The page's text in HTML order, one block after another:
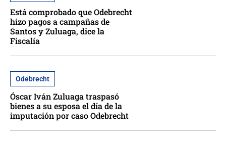
Está comprobado que Odebrecht
hizo pagos a campañas de
Santos y Zuluaga, dice la
Fiscalía
Odebrecht
Óscar Iván Zuluaga traspasó
bienes a su esposa el día de la
imputación por caso Odebrecht